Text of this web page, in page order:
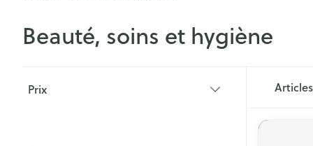
Beauté, soins et hygiène
Prix
Articles